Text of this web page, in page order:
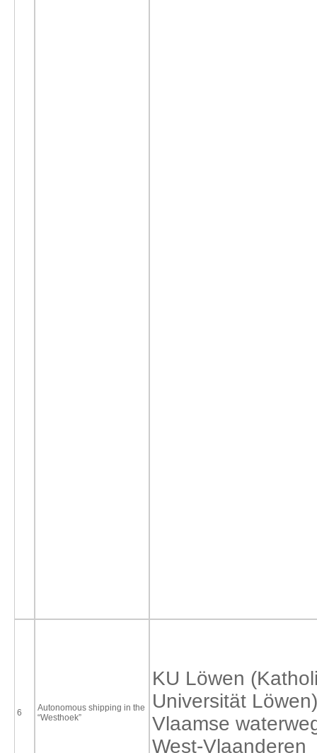
6
Autonomous shipping in the
“Westhoek”
KU Löwen
Universität
Vlaamse
West-Vlaanderen